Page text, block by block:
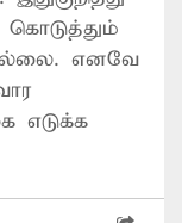
கொடுத்தும்
எனவே
எடுக்க